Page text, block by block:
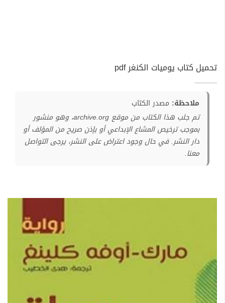
تحميل كتاب يوميات الكنغر pdf
ملاحظة: مصدر الكتاب
تم جلب هذا الكتاب من موقع archive.org، وهو منشور
بموجب ترخيص المشاع الإبداعي أو بإذن صريح من المؤلف أو
دار النشر. في حال وجود اعتراض على النشر، يرجى التواصل
معنا.